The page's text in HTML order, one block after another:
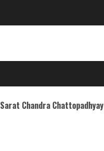
Sarat Chandra Chattopadhyay